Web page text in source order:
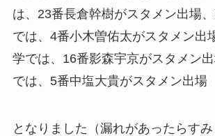
は、23番長倉幹樹がスタメン出場
では、4番小木曽佑太がスタメン出
学では、16番影森宇京がスタメン
では、5番中塩大貴がスタメン出場
となりました（漏れがあったらすみ